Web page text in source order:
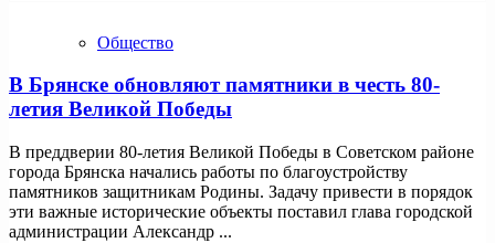
Общество
В Брянске обновляют памятники в честь 80-
летия Великой Победы
В преддверии 80-летия Великой Победы в Советском районе
города Брянска начались работы по благоустройству
памятников защитникам Родины. Задачу привести в порядок
эти важные исторические объекты поставил глава городской
администрации Александр ...